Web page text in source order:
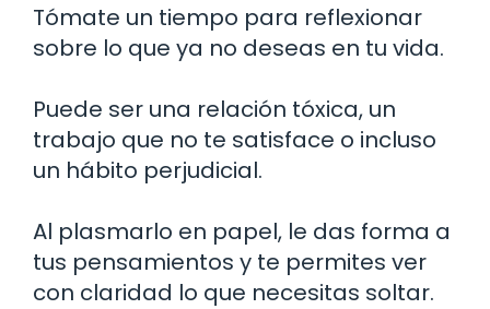
Tómate un tiempo para reflexionar
sobre lo que ya no deseas en tu vida.
Puede ser una relación tóxica, un
trabajo que no te satisface o incluso
un hábito perjudicial.
Al plasmarlo en papel, le das forma a
tus pensamientos y te permites ver
con claridad lo que necesitas soltar.